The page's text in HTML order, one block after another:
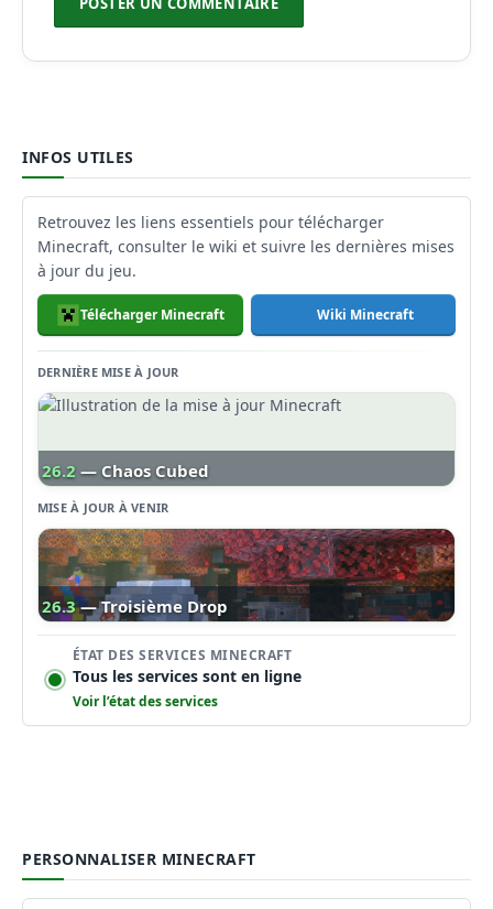
INFOS UTILES
Retrouvez les liens essentiels pour télécharger
Minecraft, consulter le wiki et suivre les dernières mises
à jour du jeu.
Télécharger Minecraft Wiki Minecraft
DERNIÈRE MISE À JOUR
26.2 — Chaos Cubed
MISE À JOUR À VENIR
26.3 — Troisième Drop
ÉTAT DES SERVICES MINECRAFT
Tous les services sont en ligne
Voir l’état des services
PERSONNALISER MINECRAFT